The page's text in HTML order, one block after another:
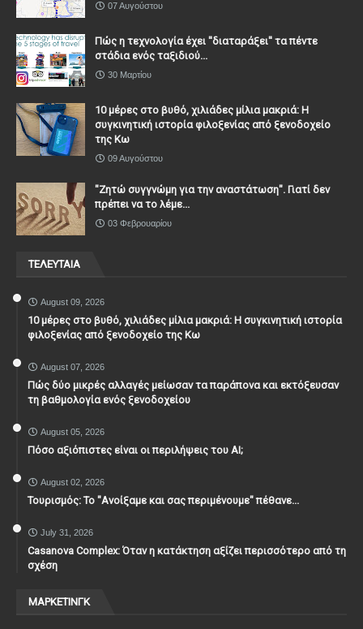
07 Αυγούστου
Πώς η τεχνολογία έχει ''διαταράξει'' τα πέντε
στάδια ενός ταξιδιού...
30 Μαρτίου
10 μέρες στο βυθό, χιλιάδες μίλια μακριά: Η
συγκινητική ιστορία φιλοξενίας από ξενοδοχείο
της Κω
09 Αυγούστου
"Ζητώ συγγνώμη για την αναστάτωση". Γιατί δεν
πρέπει να το λέμε...
03 Φεβρουαρίου
ΤΕΛΕΥΤΑΙΑ
August 09, 2026
10 μέρες στο βυθό, χιλιάδες μίλια μακριά: Η συγκινητική ιστορία
φιλοξενίας από ξενοδοχείο της Κω
August 07, 2026
Πώς δύο μικρές αλλαγές μείωσαν τα παράπονα και εκτόξευσαν
τη βαθμολογία ενός ξενοδοχείου
August 05, 2026
Πόσο αξιόπιστες είναι οι περιλήψεις του ΑΙ;
August 02, 2026
Τουρισμός: Το "Ανοίξαμε και σας περιμένουμε" πέθανε...
July 31, 2026
Casanova Complex: Όταν η κατάκτηση αξίζει περισσότερο από τη
σχέση
ΜΑΡΚΕΤΙΝΓΚ